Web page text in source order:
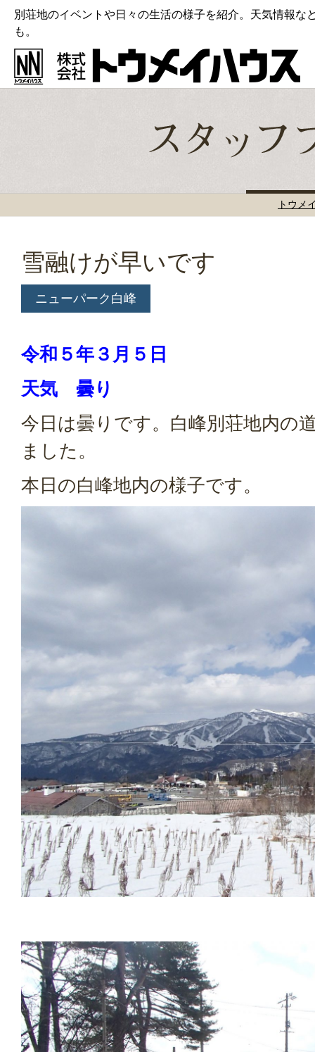
別荘地のイベントや日々の生活の様子を紹介。天気情報な
も。
トウメ
雪融けが早いです
ニューパーク白峰
令和５年３月５日
天気 曇り
今日は曇りです。白峰別荘地内の
ました。
本日の白峰地内の様子です。